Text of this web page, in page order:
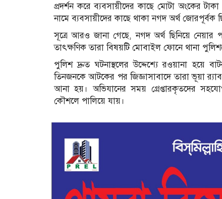
প্রদর্শন করে ব্যবসায়ীদের কাছে মোটা অংকের টাকা
নামে ব্যবসায়ীদের কাছে থাকা নগদ অর্থ জোরপূর্বক
সূত্রে আরও জানা গেছে, নগদ অর্থ ছিনিয়ে নেয়ার
তাৎক্ষণিক তারা বিষয়টি মোবাইল ফোনে থানা
পুলিশ দ্রুত ঘটনাস্থলের উদ্দেশ্যে রওয়ানা হয়ে
তিনজনকে আটকের পর জিজ্ঞাসাবাদে তারা ভূয়া
আনা হয়। অভিযানের সময় গ্রেপ্তারকৃতদের
কৌশলে পালিয়ে যায়।